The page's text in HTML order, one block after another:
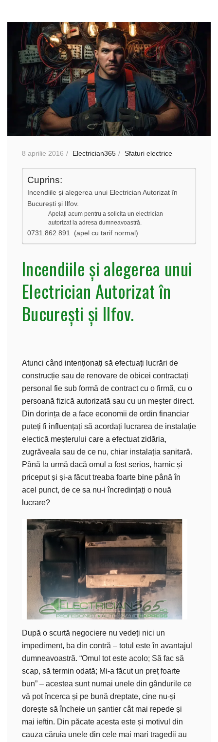
8 aprilie 2016 Electrician365 Sfaturi electrice
Cuprins:
Incendiile și alegerea unui Electrician Autorizat în
București și Ilfov.
Apelați acum pentru a solicita un electrician
autorizat la adresa dumneavoastră.
0731.862.891 (apel cu tarif normal)
Incendiile și alegerea unui
Electrician Autorizat în
București și Ilfov.
Atunci când intenționați să efectuați lucrări de
construcție sau de renovare de obicei contractați
personal fie sub formă de contract cu o firmă, cu o
persoană fizică autorizată sau cu un meșter direct.
Din dorința de a face economii de ordin financiar
puteți fi influențați să acordați lucrarea de instalație
electică meșterului care a efectuat zidăria,
zugrăveala sau de ce nu, chiar instalația sanitară.
Până la urmă dacă omul a fost serios, harnic și
priceput și și-a făcut treaba foarte bine până în
acel punct, de ce sa nu-i încredințați o nouă
lucrare?
După o scurtă negociere nu vedeți nici un
impediment, ba din contră – totul este în avantajul
dumneavoastră. “Omul tot este acolo; Să fac să
scap, să termin odată; Mi-a făcut un preț foarte
bun” – acestea sunt numai unele din gândurile ce
vă pot încerca și pe bună dreptate, cine nu-și
dorește să încheie un șantier cât mai repede și
mai ieftin. Din păcate acesta este și motivul din
cauza căruia unele din cele mai mari tragedii au